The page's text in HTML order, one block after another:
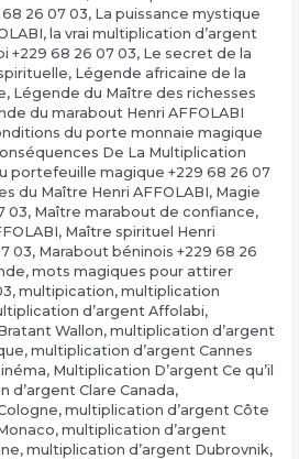
26 07 03, La puissance mystique
, la vrai multiplication d’argent
+229 68 26 07 03, Le secret de la
, Légende africaine de la
, Légende du Maître des richesses
du marabout Henri AFFOLABI
du porte monnaie magique
De La Multiplication
portefeuille magique +229 68 26 07
du Maître Henri AFFOLABI, Magie
03, Maître marabout de confiance,
, Maître spirituel Henri
03, Marabout béninois +229 68 26
, mots magiques pour attirer
, multipication, multiplication
d’argent Affolabi,
Wallon, multiplication d’argent
, multiplication d’argent Cannes
, Multiplication D’argent Ce qu’il
d’argent Clare Canada,
, multiplication d’argent Côte
, multiplication d’argent
, multiplication d’argent Dubrovnik,